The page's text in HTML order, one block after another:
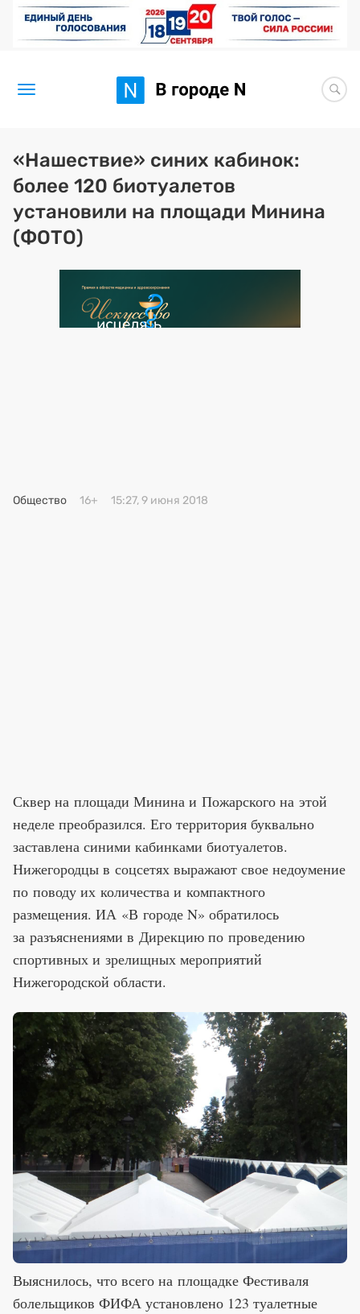
Новости
Статьи
Здоровье
Искусство исцелять
Премия 2026 (текущая)
«Нашествие» синих кабинок:
более 120 биотуалетов
установили на площади Минина
(ФОТО)
Общество 16+ 15:27, 9 июня 2018
Сквер на площади Минина и Пожарского на этой
неделе преобразился. Его территория буквально
заставлена синими кабинками биотуалетов.
Нижегородцы в соцсетях выражают свое недоумение
по поводу их количества и компактного
размещения. ИА «В городе N» обратилось
за разъяснениями в Дирекцию по проведению
спортивных и зрелищных мероприятий
Нижегородской области.
Выяснилось, что всего на площадке Фестиваля
болельщиков ФИФА установлено 123 туалетные